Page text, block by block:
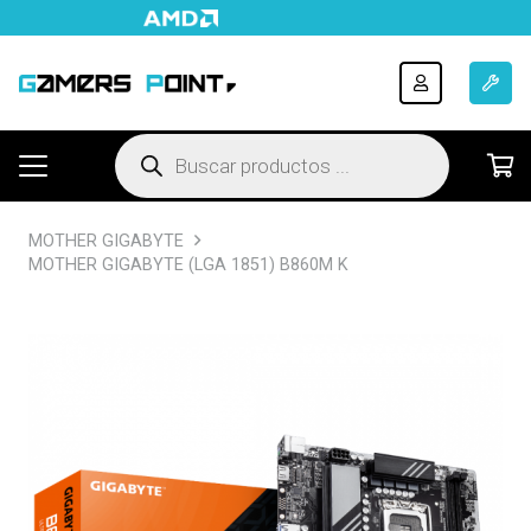
Búsqueda
de
productos
MOTHER GIGABYTE
MOTHER GIGABYTE (LGA 1851) B860M K